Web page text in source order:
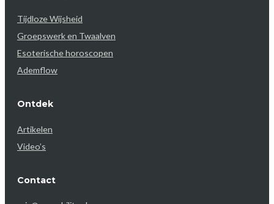
Tijdloze Wijsheid
Groepswerk en Twaalven
Esoterische horoscopen
Ademflow
Ontdek
Artikelen
Video’s
Contact